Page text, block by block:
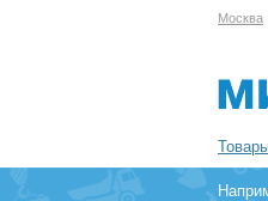
Москва